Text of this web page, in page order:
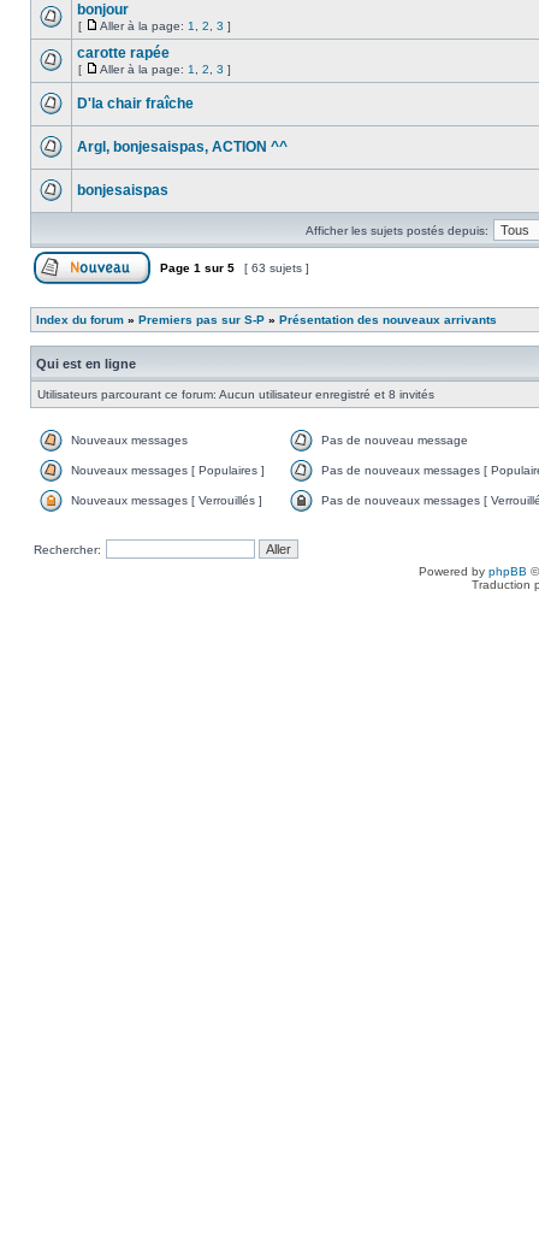
bonjour
[ Aller à la page: 1 2 3 ]
carotte rapée
[ Aller à la page: 1 2 3 ]
D'la chair fraîche
Argl, bonjesaispas, ACTION ^^
bonjesaispas
Afficher les sujets postés depuis:
Page 1 sur 5 [ 63 sujets ]
Index du forum » Premiers pas sur S-P » Présentation des nouveaux arrivants
Qui est en ligne
Utilisateurs parcourant ce forum: Aucun utilisateur enregistré et 8 invités
Nouveaux messages Pas de nouveau message
Nouveaux messages [ Populaires ] Pas de nouveaux messages [
Nouveaux messages [ Verrouillés ] Pas de nouveaux messages [
Rechercher:
Powered by phpBB
Traduction